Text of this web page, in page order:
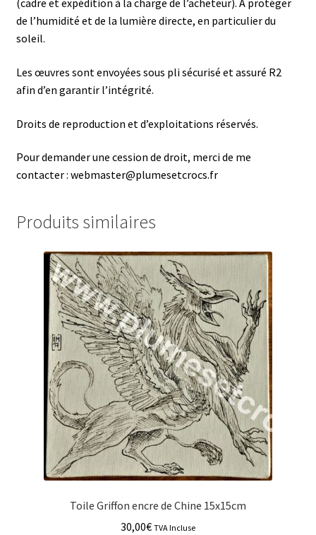
(cadre et expédition à la charge de l’acheteur). A protéger
de l’humidité et de la lumière directe, en particulier du
soleil.
Les œuvres sont envoyées sous pli sécurisé et assuré R2
afin d’en garantir l’intégrité.
Droits de reproduction et d’exploitations réservés.
Pour demander une cession de droit, merci de me
contacter : webmaster@plumesetcrocs.fr
Produits similaires
Toile Griffon encre de Chine 15x15cm
30,00€ TVA Incluse